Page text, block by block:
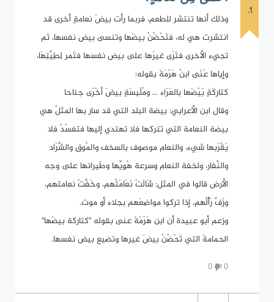
1.
وذلك أنها تنتشر للطعم، فربما رأت بيضَ نعامةٍ أخرى قد
انتشرت هي له، فتَحْضُنُ بيضَها وتنسى بيض نفسها، ثم
تجيء الأخرى فتَرَى غيرَها على بيض نفسها فتَمر لِطِيَّتِهَا،
وإياها عَنَى ابنُ هَرْمَةَ بقوله:
كتاركَةٍ بَيْضَها بالعَرَاء ... ومُلْبِسَةٍ بيضَ أخْرَى جناحا
وقال ابن الأعرابي: بيضة البلد التي قد سار بها المثلُ هي
بيضة النعامة التي تتركها فلا تهتدي إليها فتفسُدُ فلا
يَقْرَبها شيء، والنعام موصوف بالسخف والمُوقِ والشِّرَاد
والنِّفار، ولخفة النعام وسرعة هُوِيِّها وطَيرانها على وجه
الأرض قالوا في المثل: شَالَتْ نَعَامَتُهم، وخَفَّتْ نعامتهم،
وزَفَّ رَأْلُهم، إذا تركوا مواضِعَهم بجلاء أو موت.
وزعم أبو عبيدة أن ابن هَرْمَةَ عنى بقوله "كتاركة بيضَها"
الحمامةَ التي تَحْضُنُ بيضَ غيرها وتضيع بيض نفسها.
0
0